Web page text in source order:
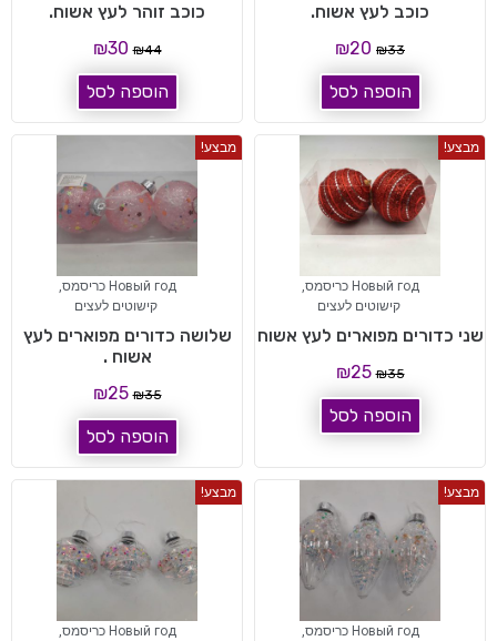
כוכב לעץ אשוח.
₪33
₪20
הוספה לסל
כוכב זוהר לעץ אשוח.
₪44
₪30
הוספה לסל
מבצע!
Новый год כריסמס
,
קישוטים לעצים
שני כדורים מפוארים לעץ אשוח
₪35
₪25
הוספה לסל
מבצע!
Новый год כריסמס
,
קישוטים לעצים
שלושה כדורים מפוארים לעץ
אשוח .
₪35
₪25
הוספה לסל
מבצע!
Новый год כריסמס
,
מבצע!
Новый год כריסמס
,